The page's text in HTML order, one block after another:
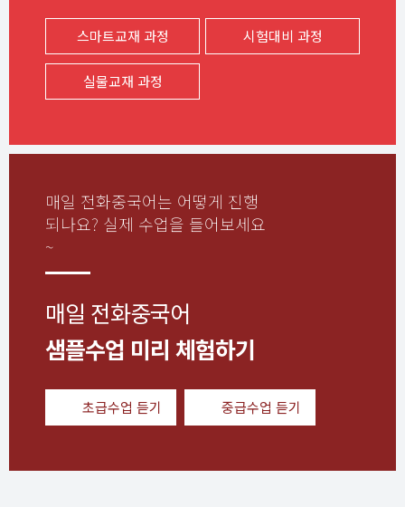
스마트교재 과정 시험대비 과정
실물교재 과정
매일 전화중국어는 어떻게 진행
되나요? 실제 수업을 들어보세요
~
매일 전화중국어
샘플수업 미리 체험하기
초급수업 듣기 중급수업 듣기